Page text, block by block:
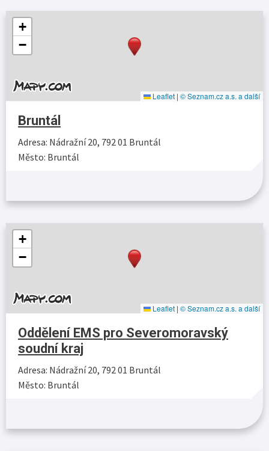
+
−
Leaflet | © Seznam.cz a.s. a další
Bruntál
Adresa: Nádražní 20, 792 01 Bruntál
Město: Bruntál
+
−
Leaflet | © Seznam.cz a.s. a další
Oddělení EMS pro Severomoravský
soudní kraj
Adresa: Nádražní 20, 792 01 Bruntál
Město: Bruntál